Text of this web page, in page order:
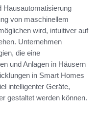
Hausautomatisierung
von maschinellem
wird, intuitiver auf
Unternehmen
die eine
und Anlagen in Häusern
in Smart Homes
intelligenter Geräte,
gestaltet werden können.